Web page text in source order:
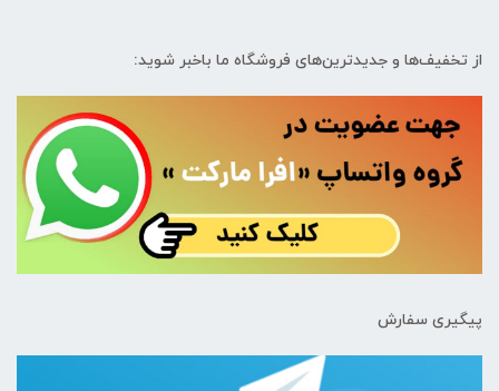
از تخفیف‌ها و جدیدترین‌های فروشگاه ما باخبر شوید:
پیگیری سفارش